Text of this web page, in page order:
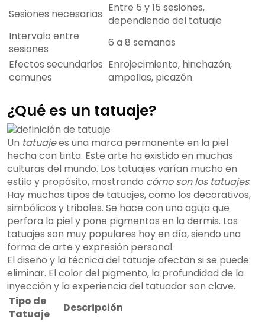
Sesiones necesarias Entre 5 y 15 sesiones,
dependiendo del tatuaje
Intervalo entre
sesiones
6 a 8 semanas
Efectos secundarios
comunes
Enrojecimiento, hinchazón,
ampollas, picazón
¿Qué es un tatuaje?
Un tatuajees una marca permanente en la piel
hecha con tinta. Este arte ha existido en muchas
culturas del mundo. Los tatuajes varían mucho en
estilo y propósito, mostrando cómo son los tatuajes.
Hay muchos tipos de tatuajes, como los decorativos,
simbólicos y tribales. Se hace con una aguja que
perfora la piel y pone pigmentos en la dermis. Los
tatuajes son muy populares hoy en día, siendo una
forma de arte y expresión personal.
El diseño y la técnica del tatuaje afectan si se puede
eliminar. El color del pigmento, la profundidad de la
inyección y la experiencia del tatuador son clave.
Tipo de
Tatuaje
Descripción